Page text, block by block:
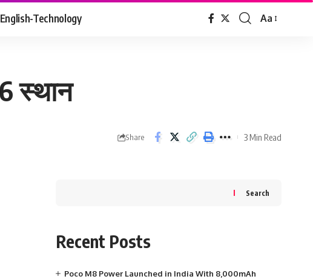
English-Technology
Font
Aa
स्थान
Share 3 Min Read
Search
Recent Posts
Poco M8 Power Launched in India With 8,000mAh